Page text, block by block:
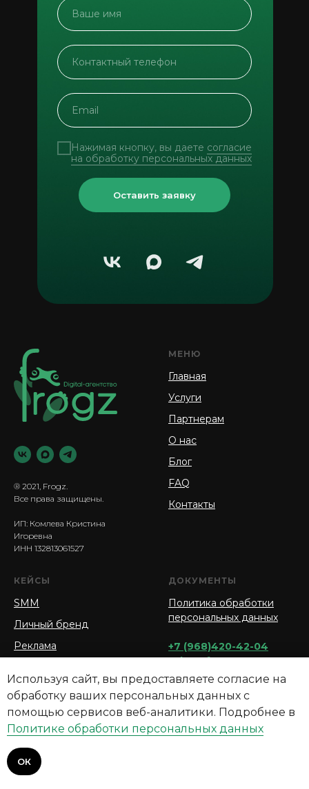
Нажимая кнопку, вы даете согласие
на обработку персональных данных
Оставить заявку
® 2021, Frogz.
Все права защищены.
ИП: Комлева Кристина
Игоревна
ИНН 132813061527
МЕНЮ
Главная
Услуги
Партнерам
О нас
Блог
FAQ
Контакты
КЕЙСЫ
SMM
Личный бренд
Реклама
Сайты
ДОКУМЕНТЫ
Политика обработки
персональных данных
+7 (968)420-42-04
sales@frogz.ru
г. Москва, Большая
Садовая ул., 5, корп. 1
г. Саранск, ул. Псковская
Используя сайт, вы предоставляете согласие на
обработку ваших персональных данных с
помощью сервисов веб-аналитики. Подробнее в
Политике обработки персональных данных
ОК